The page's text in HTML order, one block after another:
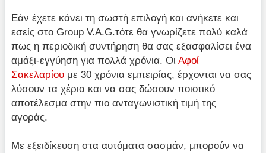
Εάν έχετε κάνει τη σωστή επιλογή και ανήκετε και
εσείς στο Group V.A.G.τότε θα γνωρίζετε πολύ καλά
πως η περιοδική συντήρηση θα σας εξασφαλίσει ένα
αμάξι-εγγύηση για πολλά χρόνια. ΟιΑφοί
Σακελαρίου με 30 χρόνια εμπειρίας, έρχονται να σας
λύσουν τα χέρια και να σας δώσουν ποιοτικό
αποτέλεσμα στην πιο ανταγωνιστική τιμή της
αγοράς.
Με εξειδίκευση στα αυτόματα σασμάν, μπορούν να